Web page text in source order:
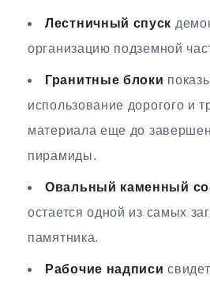
Лестничный спуск
организацию подземной
Гранитные блоки
использование дорогого и
материала еще до
пирамиды.
Овальный каменный
остается одной из самых
памятника.
Рабочие надписи